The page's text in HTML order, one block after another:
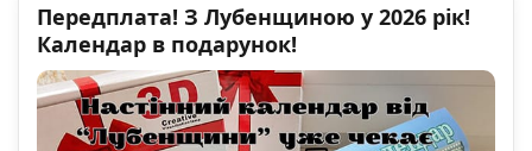
Передплата! З Лубенщиною у 2026 рік!
Календар в подарунок!